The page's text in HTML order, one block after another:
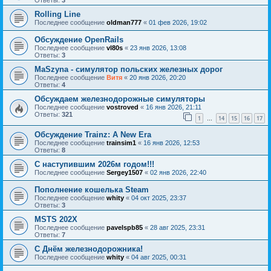
Rolling Line
Последнее сообщение oldman777 « 01 фев 2026, 19:02
Обсуждение OpenRails
Последнее сообщение vl80s « 23 янв 2026, 13:08
Ответы: 3
MaSzyna - симулятор польских железных дорог
Последнее сообщение Витя « 20 янв 2026, 20:20
Ответы: 4
Обсуждаем железнодорожные симуляторы
Последнее сообщение vostroved « 16 янв 2026, 21:11
Ответы: 321 1 … 14 15 16 17
Обсуждение Trainz: A New Era
Последнее сообщение trainsim1 « 16 янв 2026, 12:53
Ответы: 8
С наступившим 2026м годом!!!
Последнее сообщение Sergey1507 « 02 янв 2026, 22:40
Пополнение кошелька Steam
Последнее сообщение whity « 04 окт 2025, 23:37
Ответы: 3
MSTS 202X
Последнее сообщение pavelspb85 « 28 авг 2025, 23:31
Ответы: 7
С Днём железнодорожника!
Последнее сообщение whity « 04 авг 2025, 00:31